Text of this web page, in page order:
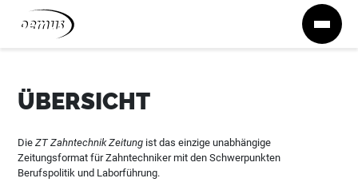
Zum Inhalt springen
ÜBERSICHT
DieZT Zahntechnik Zeitung ist das einzige unabhängige
Zeitungsformat für Zahntechniker mit den Schwerpunkten
Berufspolitik und Laborführung.